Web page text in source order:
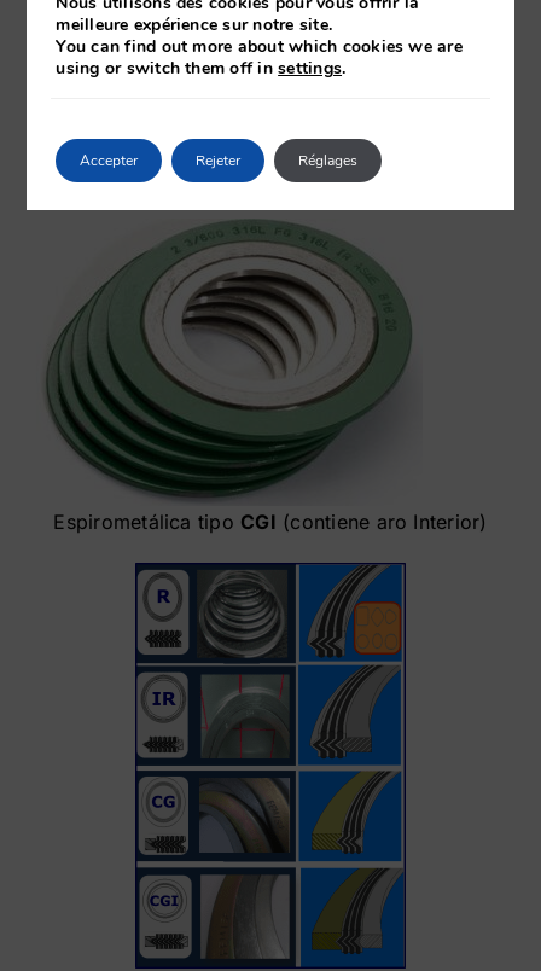
BS 1560
Nous pouvons fabriquer des joints
instructions du client : jantes sur mesure, ovales,
etc.
Espirometálica tipo CGI (contiene aro Interior)
meilleure expérience sur notre site.
You can find out more about which cookies we are
using or switch them off insettings.
Accepter Rejeter Réglages